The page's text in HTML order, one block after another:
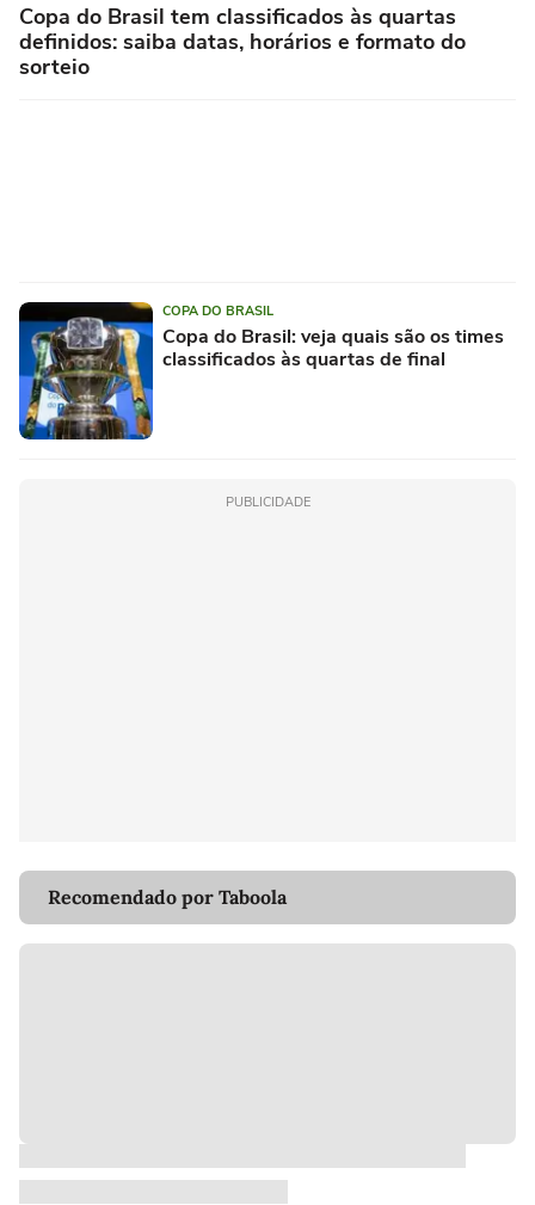
Copa do Brasil tem classificados às quartas
definidos: saiba datas, horários e formato do
sorteio
COPA DO BRASIL
Copa do Brasil: veja quais são os times
classificados às quartas de final
PUBLICIDADE
Recomendado por Taboola